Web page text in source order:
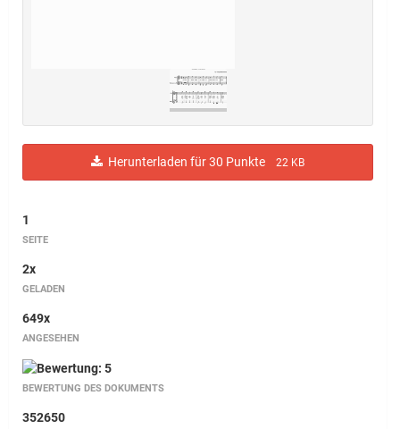
Herunterladen für 30 Punkte 22 KB
1
SEITE
2x
GELADEN
649x
ANGESEHEN
BEWERTUNG DES DOKUMENTS
352650